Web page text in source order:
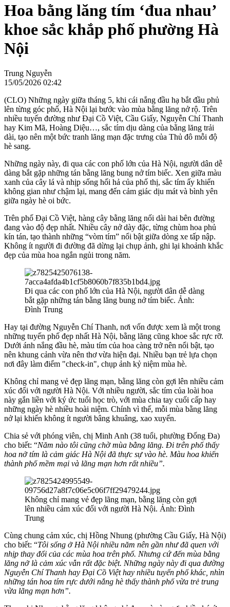
Hoa bằng lăng tím ‘đua nhau’
khoe sắc khắp phố phường Hà
Nội
Trung Nguyễn
15/05/2026 02:42
(CLO) Những ngày giữa tháng 5, khi cái nắng đầu hạ bắt đầu phủ
lên từng góc phố, Hà Nội lại bước vào mùa bằng lăng nở rộ. Trên
nhiều tuyến đường như Đại Cồ Việt, Cầu Giấy, Nguyễn Chí Thanh
hay Kim Mã, Hoàng Diệu…, sắc tím dịu dàng của bằng lăng trải
dài, tạo nên một bức tranh lãng mạn đặc trưng của Thủ đô mỗi độ
hè sang.
Những ngày này, đi qua các con phố lớn của Hà Nội, người dân dễ
dàng bắt gặp những tán bằng lăng bung nở tím biếc. Xen giữa màu
xanh của cây lá và nhịp sống hối hả của phố thị, sắc tím ấy khiến
không gian như chậm lại, mang đến cảm giác dịu mát và bình yên
giữa ngày hè oi bức.
Trên phố Đại Cồ Việt, hàng cây bằng lăng nối dài hai bên đường
đang vào độ đẹp nhất. Nhiều cây nở dày đặc, từng chùm hoa phủ
kín tán, tạo thành những “vòm tím” nổi bật giữa dòng xe tấp nập.
Không ít người đi đường đã dừng lại chụp ảnh, ghi lại khoảnh khắc
đẹp của mùa hoa ngắn ngủi trong năm.
Đi qua các con phố lớn của Hà Nội, người dân dễ dàng
bắt gặp những tán bằng lăng bung nở tím biếc. Ảnh:
Đình Trung
Hay tại đường Nguyễn Chí Thanh, nơi vốn được xem là một trong
những tuyến phố đẹp nhất Hà Nội, bằng lăng cũng khoe sắc rực rỡ.
Dưới ánh nắng đầu hè, màu tím của hoa càng trở nên nổi bật, tạo
nên khung cảnh vừa nên thơ vừa hiện đại. Nhiều bạn trẻ lựa chọn
nơi đây làm điểm "check-in", chụp ảnh kỷ niệm mùa hè.
Không chỉ mang vẻ đẹp lãng mạn, bằng lăng còn gợi lên nhiều cảm
xúc đối với người Hà Nội. Với nhiều người, sắc tím của loài hoa
này gắn liền với ký ức tuổi học trò, với mùa chia tay cuối cấp hay
những ngày hè nhiều hoài niệm. Chính vì thế, mỗi mùa bằng lăng
nở lại khiến không ít người bâng khuâng, xao xuyến.
Chia sẻ với phóng viên, chị Minh Anh (38 tuổi, phường Đống Đa)
cho biết: “Năm nào tôi cũng chờ mùa bằng lăng. Đi trên phố thấy
hoa nở tím là cảm giác Hà Nội đã thực sự vào hè. Màu hoa khiến
thành phố mềm mại và lãng mạn hơn rất nhiều”.
Không chỉ mang vẻ đẹp lãng mạn, bằng lăng còn gợi
lên nhiều cảm xúc đối với người Hà Nội. Ảnh: Đình
Trung
Cùng chung cảm xúc, chị Hồng Nhung (phường Cầu Giấy, Hà Nội)
cho biết: “Tôi sống ở Hà Nội nhiều năm nên gần như đã quen với
nhịp thay đổi của các mùa hoa trên phố. Nhưng cứ đến mùa bằng
lăng nở là cảm xúc vẫn rất đặc biệt. Những ngày này đi qua đường
Nguyễn Chí Thanh hay Đại Cồ Việt hay nhiều tuyến phố khác, nhìn
những tán hoa tím rực dưới nắng hè thấy thành phố vừa trẻ trung
vừa lãng mạn hơn”.